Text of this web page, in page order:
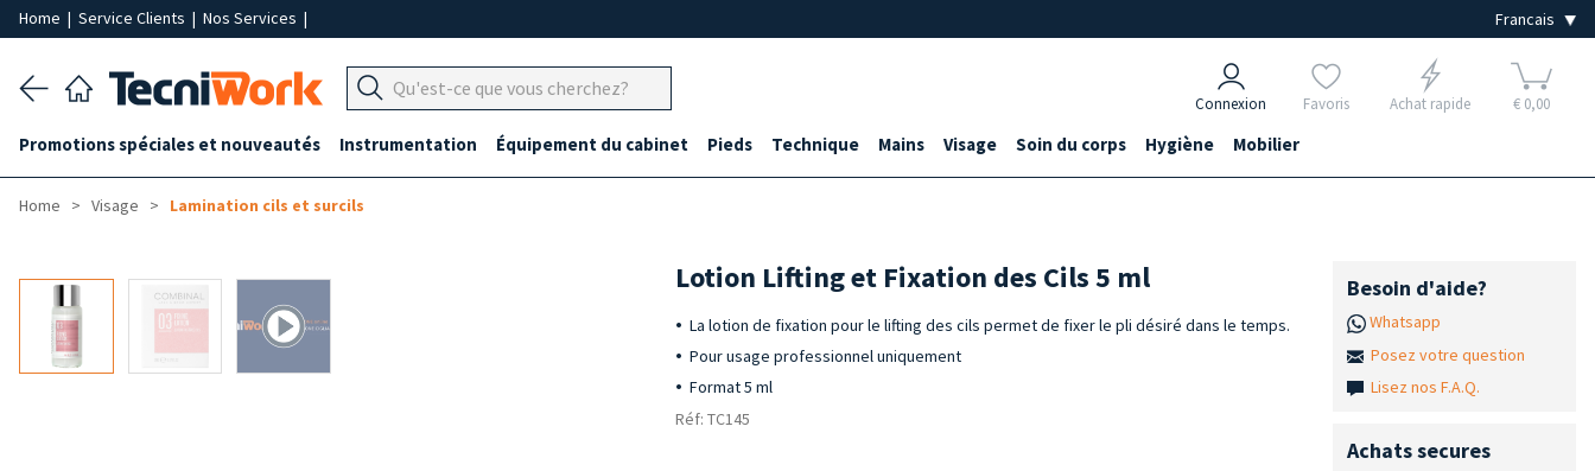
Home | Service Clients | Nos Services |
Connexion Favoris Achat rapide € 0,00
Promotions spéciales et nouveautés Instrumentation Équipement du cabinet Pieds Technique Mains Visage Soin du corps Hygiène Mobilier
Home Visage Lamination cils et surcils
Lotion Lifting et Fixation des Cils 5 ml
La lotion de fixation pour le lifting des cils permet de fixer le pli désiré dans le temps.
Pour usage professionnel uniquement
Format 5 ml
Réf: TC145
Besoin d'aide?
Whatsapp
Posez votre question
Lisez nos F.A.Q.
Achats secures